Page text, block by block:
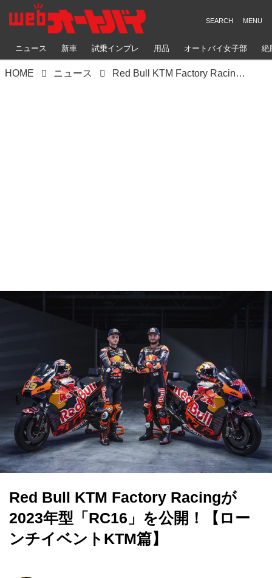
ニュース 新車 試乗インプレ 用品 オートバイ女子部 絶
HOME ニュース Red Bull KTM Factory Racingが2023年型「RC16」を公開！【ローンチイベントKTM篇】
Red Bull KTM Factory Racingが
2023年型「RC16」を公開！【ロー
ンチイベントKTM篇】